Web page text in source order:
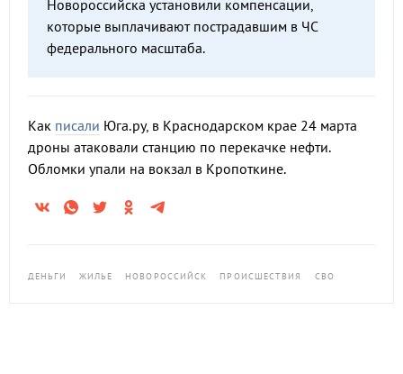
Новороссийска установили компенсации,
которые выплачивают пострадавшим в ЧС
федерального масштаба.
Как писали Юга.ру, в Краснодарском крае 24 марта
дроны атаковали станцию по перекачке нефти.
Обломки упали на вокзал в Кропоткине.
ДЕНЬГИ ЖИЛЬЕ НОВОРОССИЙСК ПРОИСШЕСТВИЯ СВО